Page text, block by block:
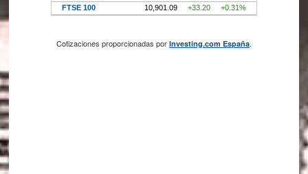
Cotizaciones proporcionadas por Investing.com España.